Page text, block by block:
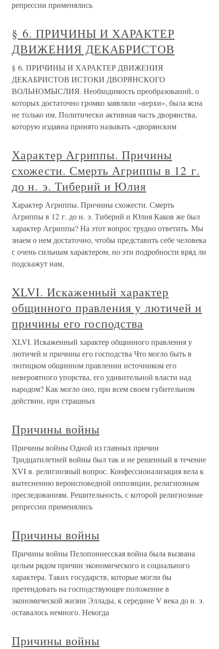
репрессии применялись
§ 6. ПРИЧИНЫ И ХАРАКТЕР
ДВИЖЕНИЯ ДЕКАБРИСТОВ
§ 6. ПРИЧИНЫ И ХАРАКТЕР ДВИЖЕНИЯ
ДЕКАБРИСТОВ ИСТОКИ ДВОРЯНСКОГО
ВОЛЬНОМЫСЛИЯ. Необходимость преобразований, о
которых достаточно громко заявляли «верхи», была ясна
не только им. Политически активная часть дворянства,
которую издавна принято называть «дворянским
Характер Агриппы. Причины
схожести. Смерть Агриппы в 12 г.
до н. э. Тиберий и Юлия
Характер Агриппы. Причины схожести. Смерть
Агриппы в 12 г. до н. э. Тиберий и Юлия Каков же был
характер Агриппы? На этот вопрос трудно ответить. Мы
знаем о нем достаточно, чтобы представить себе человека
с очень сильным характером, но эти подробности вряд ли
подскажут нам,
XLVI. Искаженный характер
общинного правления у лютичей и
причины его господства
XLVI. Искаженный характер общинного правления у
лютичей и причины его господства Что могло быть в
лютицком общинном правлении источником его
невероятного упорства, его удивительной власти над
народом? Как могло оно, при всем своем губительном
действии, при страшных
Причины войны
Причины войны Одной из главных причин
Тридцатилетней войны был так и не решенный в течение
XVI в. религиозный вопрос. Конфессионализация вела к
вытеснению вероисповедной оппозиции, религиозным
преследованиям. Решительность, с которой религиозные
репрессии применялись
Причины войны
Причины войны Пелопоннесская война была вызвана
целым рядом причин экономического и социального
характера. Таких государств, которые могли бы
претендовать на господствующее положение в
экономической жизни Эллады, к середине V века до н. э.
оставалось немного. Некогда
Причины войны